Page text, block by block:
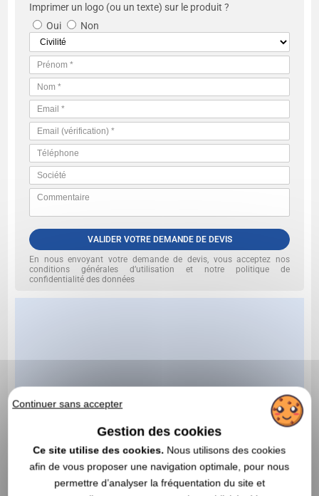
Imprimer un logo (ou un texte) sur le produit ?
Oui
Non
VALIDER VOTRE DEMANDE DE DEVIS
En nous envoyant votre demande de devis, vous acceptez nos
conditions générales d’utilisation et notre politique de
confidentialité des données
Continuer sans accepter
Gestion des cookies
Ce site utilise des cookies. Nous utilisons des cookies
afin de vous proposer une navigation optimale, pour nous
permettre d’analyser la fréquentation du site et